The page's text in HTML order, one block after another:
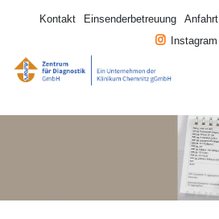
Kontakt Einsenderbetreuung Anfahrt
Instagram